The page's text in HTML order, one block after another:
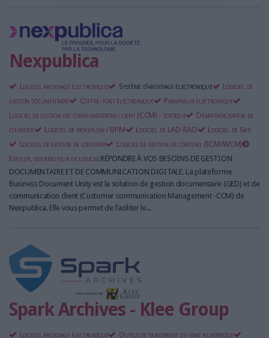
Nexpublica
Logiciel archivage électronique Système d’archivage électronique
Logiciel de
gestion documentaire
Coffre-fort électronique
Parapheur électronique
Logiciel de gestion des communications client (CCM) - éditique
Dématérialisation de
courrier
Logiciel de workflow / BPM Logiciel de LAD-RAD
Logiciel de Ged
Logiciel de gestion de courrier
Logiciel de gestion de contenu (ECM/WCM)
Editeur, distributeur de logicielRÉPONDRE À VOS BESOINS DE GESTION
DOCUMENTAIRE ET DE COMMUNICATION DIGITALE. La plateforme
Business Document Unity est la solution de gestion documentaire (GED) et de
communication client (Customer communication Management -CCM) de
Nexpublica. Elle vous permet de faciliter le...
Spark Archives - Klee Group
Logiciel archivage électronique
Outils de traitement du vrac numérique